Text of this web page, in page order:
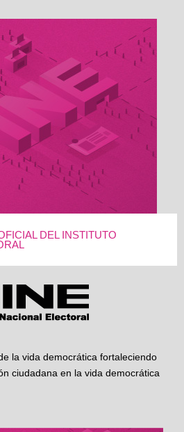
DEL INSTITUTO
la vida democrática fortaleciendo
ciudadana en la vida democrática